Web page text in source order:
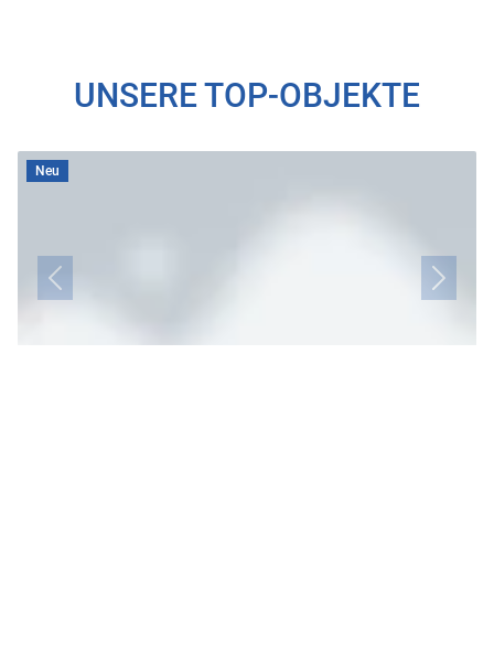
UNSERE TOP-OBJEKTE
Neu